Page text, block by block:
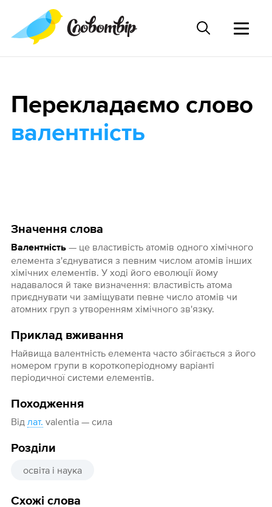
Значення слова
Валентність— це властивість атомів одного хімічного
елемента з'єднуватися з певним числом атомів інших
хімічних елементів. У ході його еволюції йому
надавалося й таке визначення: властивість атома
приєднувати чи заміщувати певне число атомів чи
атомних груп з утворенням хімічного зв'язку.
Приклад вживання
Найвища валентність елемента часто збігається з його
номером групи в короткоперіодному варіанті
періодичної системи елементів.
Походження
Від лат. valentia — сила
Розділи
освіта і наука
Схожі слова
Перекладаємо слово
валентність